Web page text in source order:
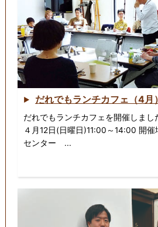
だれでもランチカフェ（4月
だれでもランチカフェを開催しま
４月12日(日曜日)11:00～14:00 開
センター ...